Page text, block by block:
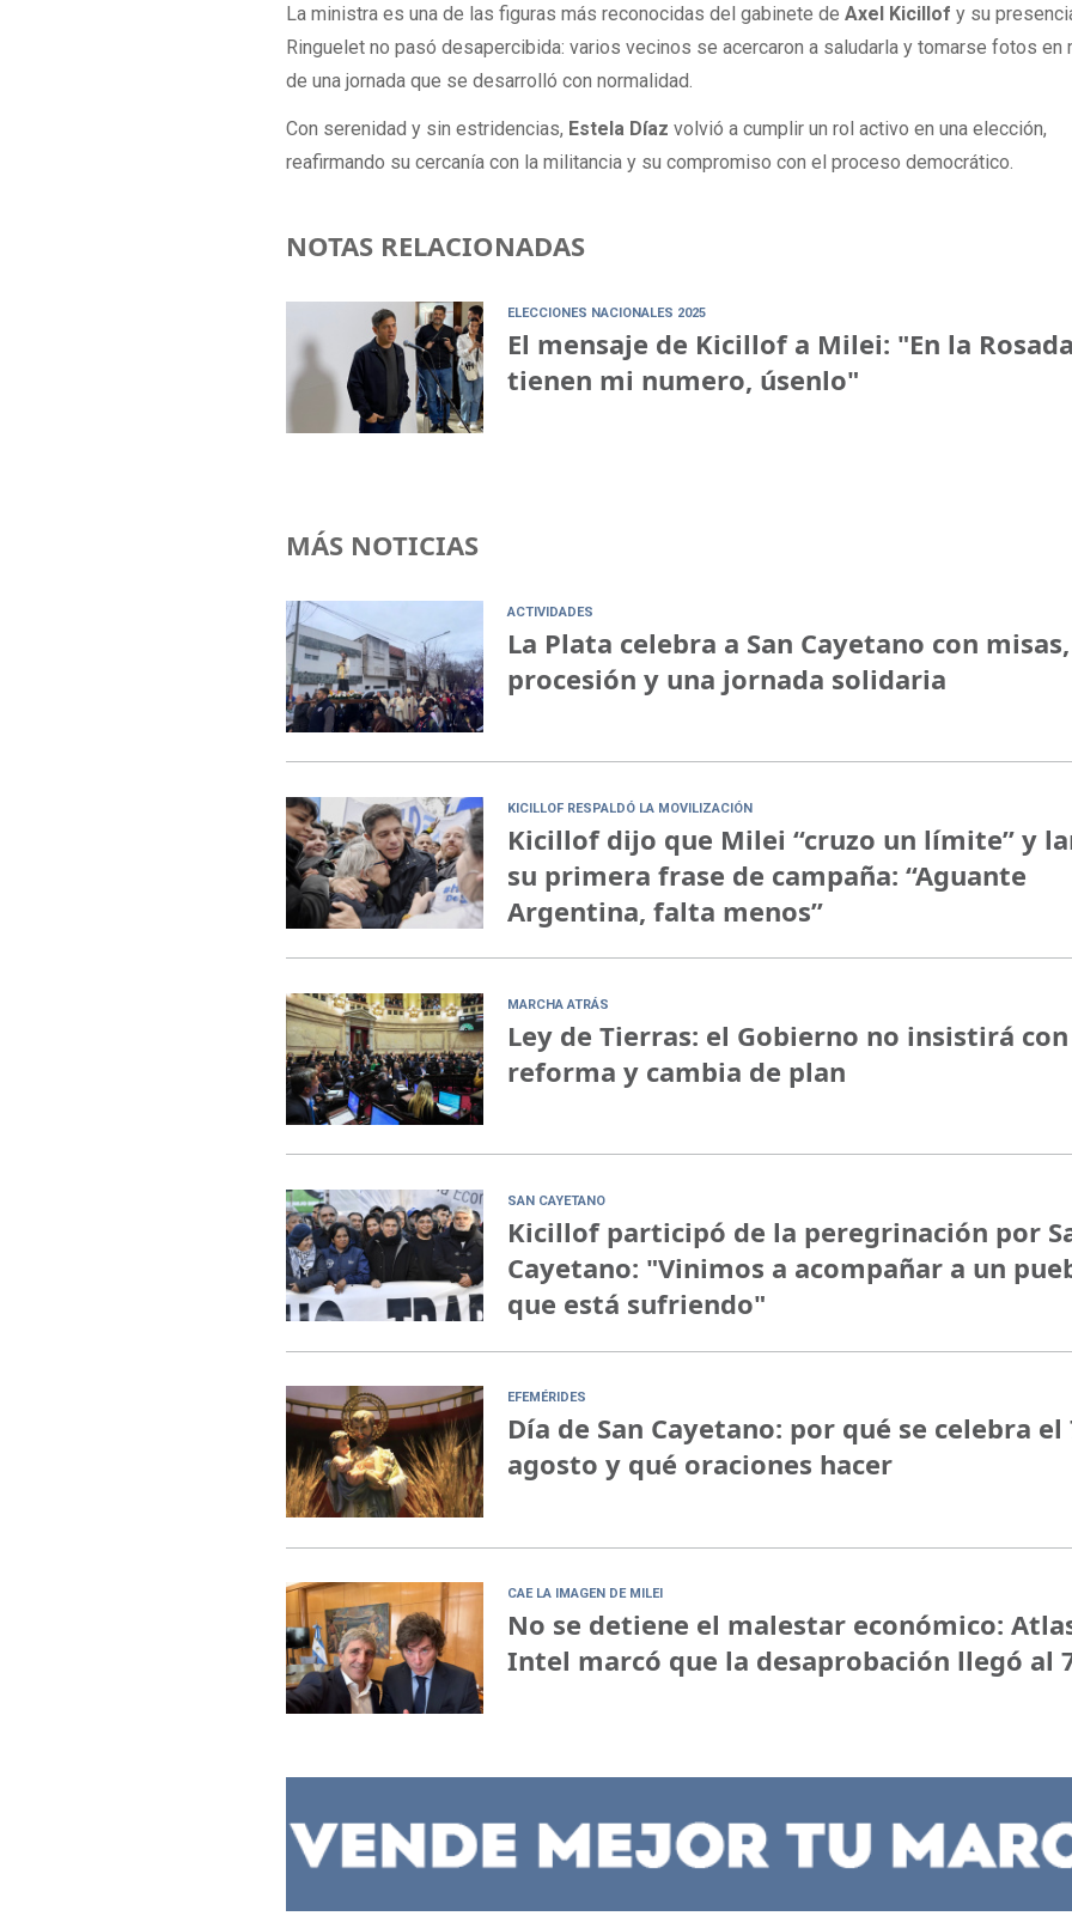
La ministra es una de las figuras más reconocidas del gabinete deAxel Kicillofy su
Ringuelet no pasó desapercibida: varios vecinos se acercaron a saludarla y tomarse fotos en
de una jornada que se desarrolló con normalidad.
Con serenidad y sin estridencias, Estela Díazvolvió a cumplir un rol activo en una elección,
reafirmando su cercanía con la militancia y su compromiso con el proceso democrático.
NOTAS RELACIONADAS
ELECCIONES NACIONALES 2025
El mensaje de Kicillof a Milei: "En la Rosada
tienen mi numero, úsenlo"
MÁS NOTICIAS
ACTIVIDADES
La Plata celebra a San Cayetano con misas,
procesión y una jornada solidaria
KICILLOF RESPALDÓ LA MOVILIZACIÓN
Kicillof dijo que Milei “cruzo un límite” y
su primera frase de campaña: “Aguante
Argentina, falta menos”
MARCHA ATRÁS
Ley de Tierras: el Gobierno no insistirá
reforma y cambia de plan
SAN CAYETANO
Kicillof participó de la peregrinación por
Cayetano: "Vinimos a acompañar a un
que está sufriendo"
EFEMÉRIDES
Día de San Cayetano: por qué se celebra el
agosto y qué oraciones hacer
CAE LA IMAGEN DE MILEI
No se detiene el malestar económico:
Intel marcó que la desaprobación llegó al